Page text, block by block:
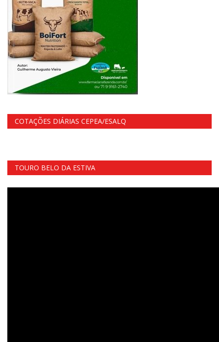
COTAÇÕES DIÁRIAS CEPEA/ESALQ
TOURO BELO DA ESTIVA